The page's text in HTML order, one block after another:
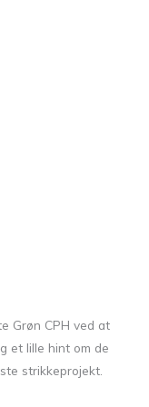
Grøn CPH ved at
et lille hint om de
strikkeprojekt.